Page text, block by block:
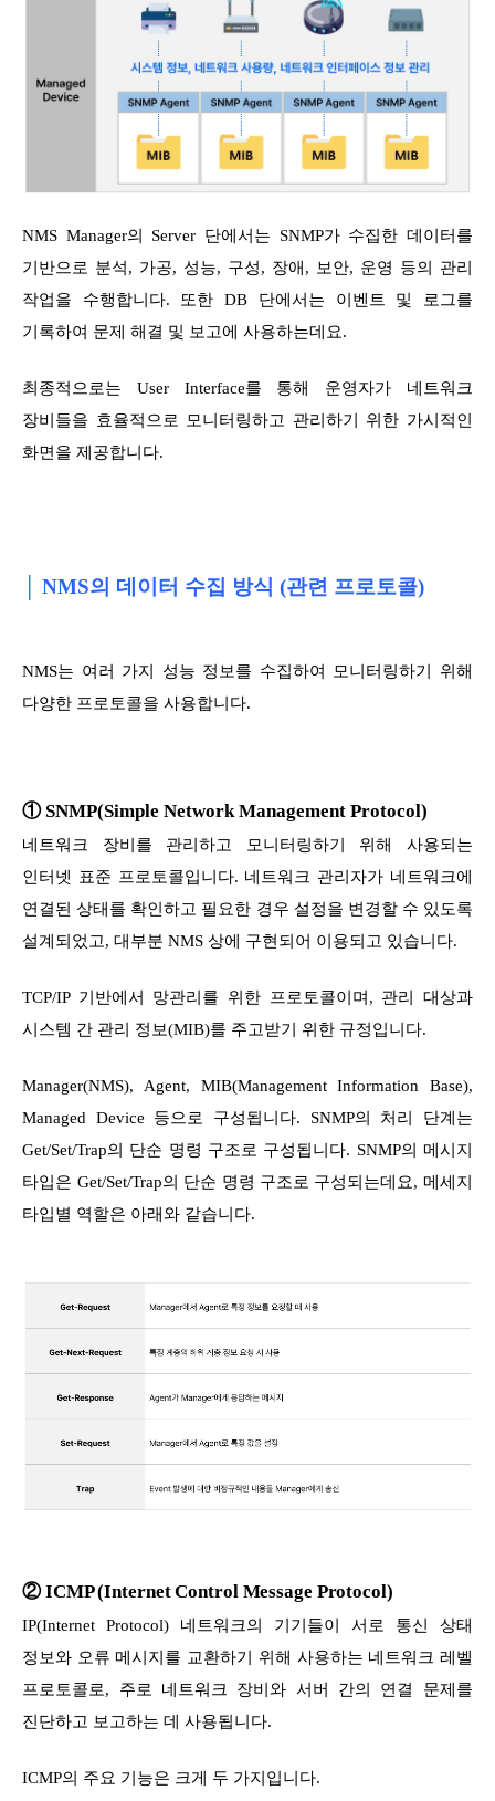
NMS Manager의 Server 단에서는 SNMP가 수집한 데이터를
기반으로 분석, 가공, 성능, 구성, 장애, 보안, 운영 등의 관리
작업을 수행합니다. 또한 DB 단에서는 이벤트 및 로그를
기록하여 문제 해결 및 보고에 사용하는데요.
최종적으로는 User Interface를 통해 운영자가 네트워크
장비들을 효율적으로 모니터링하고 관리하기 위한 가시적인
화면을 제공합니다.
NMS의 데이터 수집 방식 (관련 프로토콜)
NMS는 여러 가지 성능 정보를 수집하여 모니터링하기 위해
다양한 프로토콜을 사용합니다.
① SNMP(Simple Network Management Protocol)
네트워크 장비를 관리하고 모니터링하기 위해 사용되는
인터넷 표준 프로토콜입니다. 네트워크 관리자가 네트워크에
연결된 상태를 확인하고 필요한 경우 설정을 변경할 수 있도록
설계되었고, 대부분 NMS 상에 구현되어 이용되고 있습니다.
TCP/IP 기반에서 망관리를 위한 프로토콜이며, 관리 대상과
시스템 간 관리 정보(MIB)를 주고받기 위한 규정입니다.
Manager(NMS), Agent, MIB(Management Information Base),
Managed Device 등으로 구성됩니다. SNMP의 처리 단계는
Get/Set/Trap의 단순 명령 구조로 구성됩니다. SNMP의 메시지
타입은 Get/Set/Trap의 단순 명령 구조로 구성되는데요, 메세지
타입별 역할은 아래와 같습니다.
② ICMP (Internet Control Message Protocol)
IP(Internet Protocol) 네트워크의 기기들이 서로 통신 상태
정보와 오류 메시지를 교환하기 위해 사용하는 네트워크 레벨
프로토콜로, 주로 네트워크 장비와 서버 간의 연결 문제를
진단하고 보고하는 데 사용됩니다.
ICMP의 주요 기능은 크게 두 가지입니다.